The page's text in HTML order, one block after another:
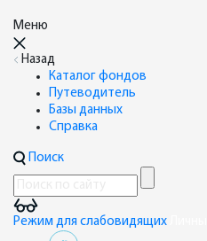
Меню
Назад
Каталог фондов
Путеводитель
Базы данных
Справка
Поиск
Режим для слабовидящих